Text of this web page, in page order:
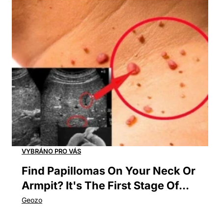
Find Papillomas On Your Neck Or
Armpit? It's The First Stage Of...